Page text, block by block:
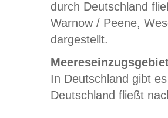
durch Deutschland
Warnow / Peene,
dargestellt.
In Deutschland gibt
Deutschland fließt